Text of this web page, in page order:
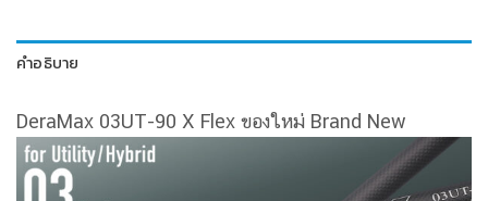
คำอธิบาย
DeraMax 03UT-90 X Flex ของใหม่ Brand New